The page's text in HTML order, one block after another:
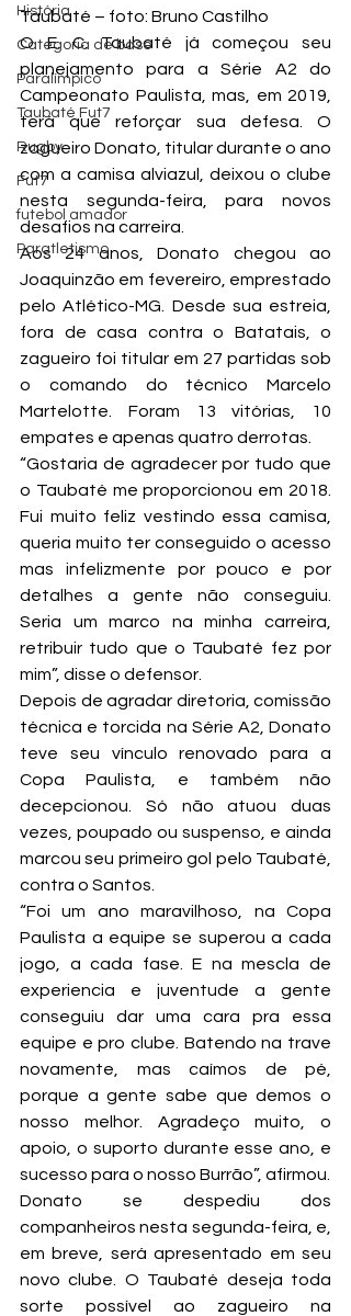
História
Categoria de base
Paralímpico
Taubaté Fut7
Rugby
Fut7
futebol amador
Paratletismo
Taubaté – foto: Bruno Castilho
O E. C. Taubaté já começou seu
planejamento para a Série A2 do
Campeonato Paulista, mas, em 2019,
terá que reforçar sua defesa. O
zagueiro Donato, titular durante o ano
com a camisa alviazul, deixou o clube
nesta segunda-feira, para novos
desafios na carreira.
Aos 24 anos, Donato chegou ao
Joaquinzão em fevereiro, emprestado
pelo Atlético-MG. Desde sua estreia,
fora de casa contra o Batatais, o
zagueiro foi titular em 27 partidas sob
o comando do técnico Marcelo
Martelotte. Foram 13 vitórias, 10
empates e apenas quatro derrotas.
“Gostaria de agradecer por tudo que
o Taubaté me proporcionou em 2018.
Fui muito feliz vestindo essa camisa,
queria muito ter conseguido o acesso
mas infelizmente por pouco e por
detalhes a gente não conseguiu.
Seria um marco na minha carreira,
retribuir tudo que o Taubaté fez por
mim”, disse o defensor.
Depois de agradar diretoria, comissão
técnica e torcida na Série A2, Donato
teve seu vínculo renovado para a
Copa Paulista, e também não
decepcionou. Só não atuou duas
vezes, poupado ou suspenso, e ainda
marcou seu primeiro gol pelo Taubaté,
contra o Santos.
“Foi um ano maravilhoso, na Copa
Paulista a equipe se superou a cada
jogo, a cada fase. E na mescla de
experiencia e juventude a gente
conseguiu dar uma cara pra essa
equipe e pro clube. Batendo na trave
novamente, mas caímos de pé,
porque a gente sabe que demos o
nosso melhor. Agradeço muito, o
apoio, o suporto durante esse ano, e
sucesso para o nosso Burrão”, afirmou.
Donato se despediu dos
companheiros nesta segunda-feira, e,
em breve, será apresentado em seu
novo clube. O Taubaté deseja toda
sorte possível ao zagueiro na